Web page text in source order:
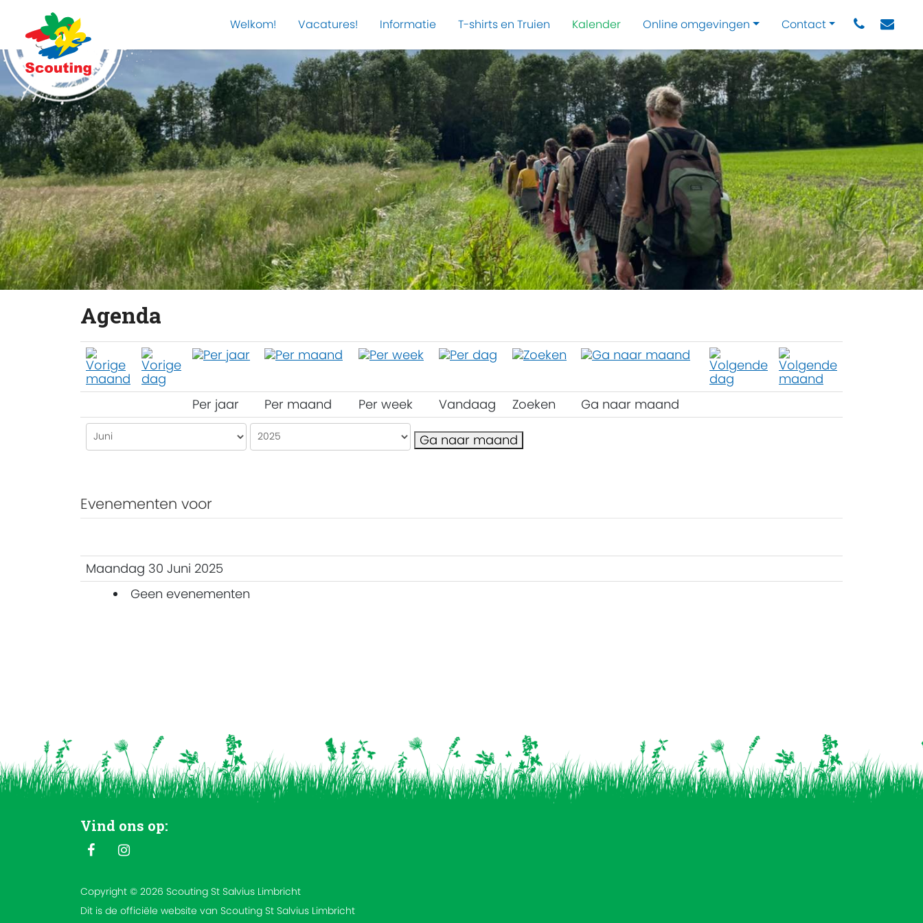
Welkom! Vacatures! Informatie T-shirts en Truien Kalender Online omgevingen Contact
Agenda
Per jaar Per maand Per week Vandaag Zoeken Ga naar maand
Ga naar maand
Evenementen voor
Maandag 30 Juni 2025
Geen evenementen
Vind ons op:
Copyright © 2026 Scouting St Salvius Limbricht
Dit is de officiële website van Scouting St Salvius Limbricht